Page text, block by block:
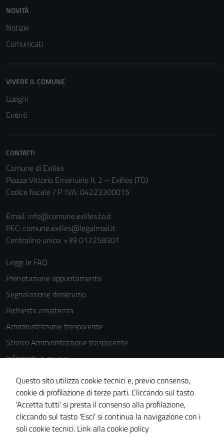
NOVITÀ
Notizie
Comunicati
VIVERE IL COMUNE
Luoghi
Eventi
CONTATTI
Comune di Exilles
Piazza Vittorio Emanuele II, 2 – Exilles (TO)
Codice fiscale / P. IVA: 04223300015
Email: info@comune.exilles.to.it
PEC: comune.exilles@legalmail.it
Centralino unico: +39 012258301
Leggi le FAQ
Prenotazione appuntamento
Segnalazione disservizio
Richiesta assistenza
Amministrazione trasparente
Storico Amministrazione trasparente
Informativa privacy
Cookie Policy
Note legali
Dichiarazione di accessibilità
Piano di miglioramento del sito
Questo sito utilizza cookie tecnici e, previo consenso,
cookie di profilazione di terze parti. Cliccando sul tasto
'Accetta tutti' si presta il consenso alla profilazione,
cliccando sul tasto 'Esci' si continua la navigazione con i
soli cookie tecnici. Link alla cookie policy
Questi cookie
sono necessari
per il